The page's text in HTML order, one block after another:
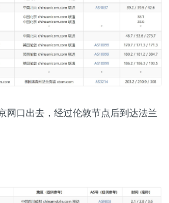
网口出去，经过伦敦节点后到达法兰